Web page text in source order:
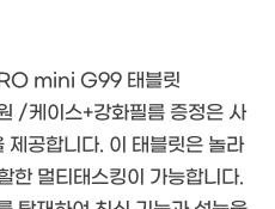
mini G99 태블릿
/케이스+강화필름 증정은 사
제공합니다. 이 태블릿은 놀라
한 멀티태스킹이 가능합니다.